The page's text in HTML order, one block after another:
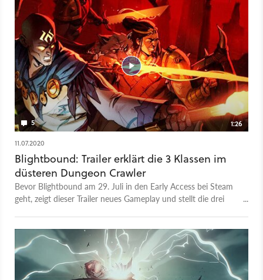
5
1:26
11.07.2020
Blightbound: Trailer erklärt die 3 Klassen im
düsteren Dungeon Crawler
Bevor Blightbound am 29. Juli in den Early Access bei Steam
geht, zeigt dieser Trailer neues Gameplay und stellt die drei
schrecklichen Monstern entgegen zu treten, Loot zu sammeln
und Bosse zu bezwingen.